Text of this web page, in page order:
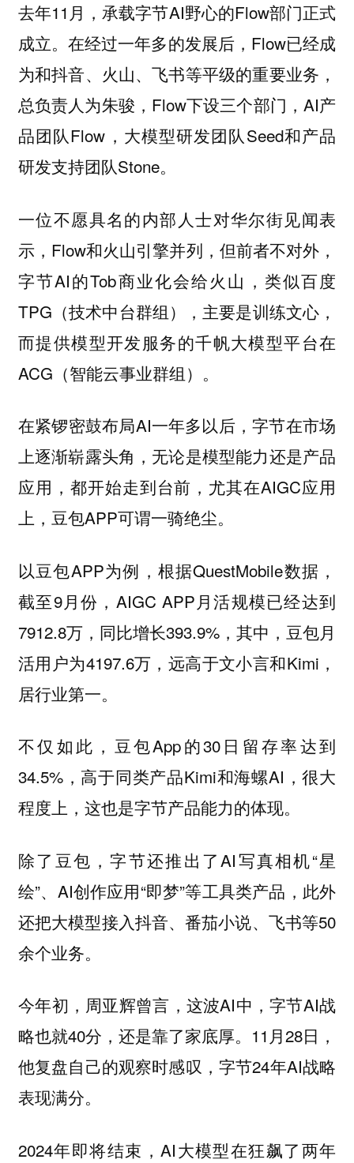
去年11月，承载字节AI野心的Flow部门正式
成立。在经过一年多的发展后，Flow已经成
为和抖音、火山、飞书等平级的重要业务，
总负责人为朱骏，Flow下设三个部门，AI产
品团队Flow，大模型研发团队Seed和产品
研发支持团队Stone。
一位不愿具名的内部人士对华尔街见闻表
示，Flow和火山引擎并列，但前者不对外，
字节AI的Tob商业化会给火山，类似百度
TPG（技术中台群组），主要是训练文心，
而提供模型开发服务的千帆大模型平台在
ACG（智能云事业群组）。
在紧锣密鼓布局AI一年多以后，字节在市场
上逐渐崭露头角，无论是模型能力还是产品
应用，都开始走到台前，尤其在AIGC应用
上，豆包APP可谓一骑绝尘。
以豆包APP为例，根据QuestMobile数据，
截至9月份，AIGC APP月活规模已经达到
7912.8万，同比增长393.9%，其中，豆包月
活用户为4197.6万，远高于文小言和Kimi，
居行业第一。
不仅如此，豆包App的30日留存率达到
34.5%，高于同类产品Kimi和海螺AI，很大
程度上，这也是字节产品能力的体现。
除了豆包，字节还推出了AI写真相机“星
绘”、AI创作应用“即梦”等工具类产品，此外
还把大模型接入抖音、番茄小说、飞书等50
余个业务。
今年初，周亚辉曾言，这波AI中，字节AI战
略也就40分，还是靠了家底厚。11月28日，
他复盘自己的观察时感叹，字节24年AI战略
表现满分。
2024年即将结束，AI大模型在狂飙了两年